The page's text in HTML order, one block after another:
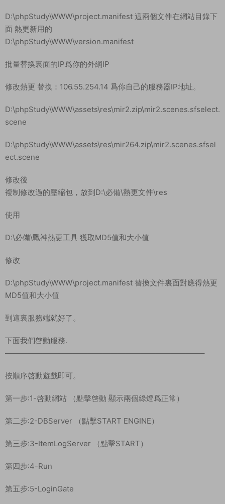
D:\phpStudy\WWW\project.manifest 這兩個文件在網站目錄下
面 熱更新用的
D:\phpStudy\WWW\version.manifest
批量替換裏面的IP爲你的外網IP
修改熱更 替換：106.55.254.14 爲你自己的服務器IP地址。
D:\phpStudy\WWW\assets\res\mir2.zip\mir2.scenes.sfselect.
scene
D:\phpStudy\WWW\assets\res\mir264.zip\mir2.scenes.sfsel
ect.scene
修改後
複制修改過的壓縮包，放到D:\必備\熱更文件\res
使用
D:\必備\戰神熱更工具 獲取MD5值和大小值
修改
D:\phpStudy\WWW\project.manifest 替換文件裏面對應得熱更
MD5值和大小值
到這裏服務端就好了。
下面我們啓動服務.
——————————————————————————–
按順序啓動遊戲即可。
第一步:1-啓動網站 （點擊啓動 顯示兩個綠燈爲正常）
第二步:2-DBServer （點擊START ENGINE）
第三步:3-ItemLogServer （點擊START）
第四步:4-Run
第五步:5-LoginGate